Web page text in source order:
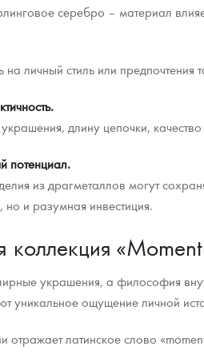
серебро – материал
на личный стиль или
украшения, длину цепочки,
потенциал.
из драгметаллов могут
но и разумная инвестиция.
украшения, а философия
уникальное ощущение личной
отражает латинское слово